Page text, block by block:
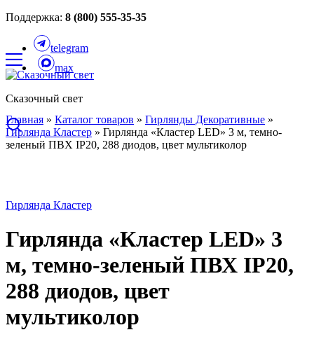
Поддержка: 8 (800) 555-35-35
telegram
max
Сказочный свет
Главная » Каталог товаров » Гирлянды Декоративные »
Гирлянда Кластер » Гирлянда «Кластер LED» 3 м, темно-
зеленый ПВХ IP20, 288 диодов, цвет мультиколор
Гирлянда Кластер
Гирлянда «Кластер LED» 3
м, темно-зеленый ПВХ IP20,
288 диодов, цвет
мультиколор